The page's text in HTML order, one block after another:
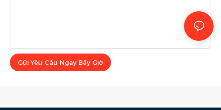
Gửi Yêu Cầu Ngay Bây Giờ